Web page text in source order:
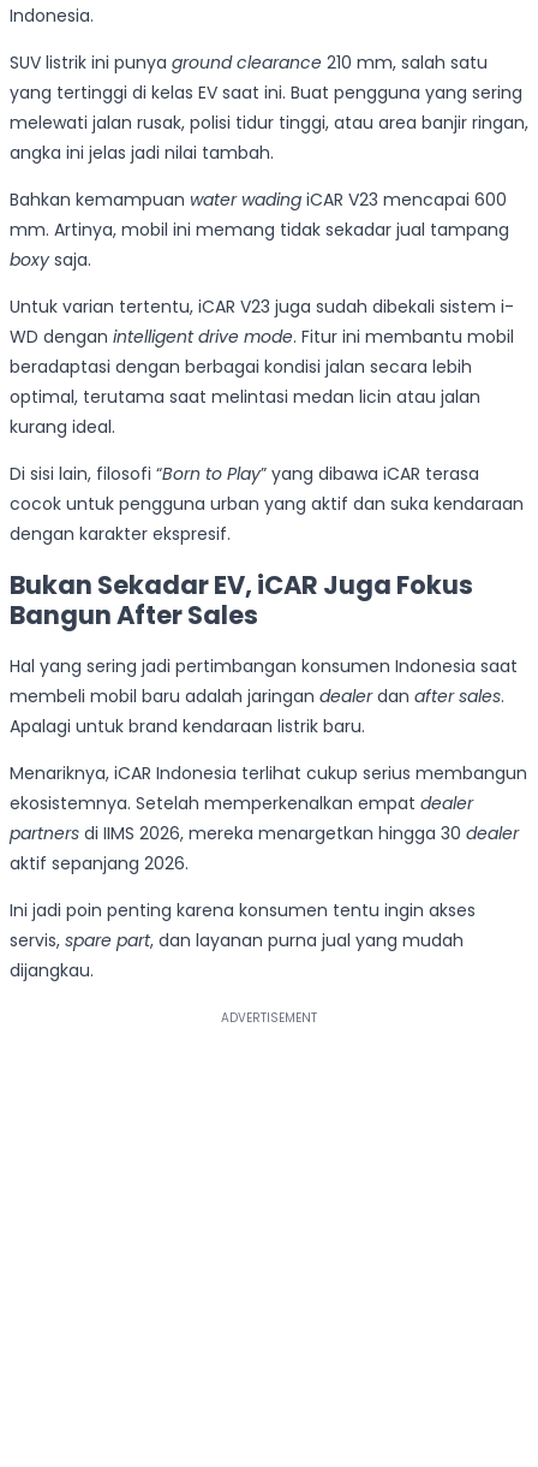
Indonesia.
SUV listrik ini punya ground clearance 210 mm, salah satu
yang tertinggi di kelas EV saat ini. Buat pengguna yang sering
melewati jalan rusak, polisi tidur tinggi, atau area banjir ringan,
angka ini jelas jadi nilai tambah.
Bahkan kemampuan water wading iCAR V23 mencapai 600
mm. Artinya, mobil ini memang tidak sekadar jual tampang
boxy saja.
Untuk varian tertentu, iCAR V23 juga sudah dibekali sistem i-
WD dengan intelligent drive mode. Fitur ini membantu mobil
beradaptasi dengan berbagai kondisi jalan secara lebih
optimal, terutama saat melintasi medan licin atau jalan
kurang ideal.
Di sisi lain, filosofi “Born to Play” yang dibawa iCAR terasa
cocok untuk pengguna urban yang aktif dan suka kendaraan
dengan karakter ekspresif.
Bukan Sekadar EV, iCAR Juga Fokus
Bangun After Sales
Hal yang sering jadi pertimbangan konsumen Indonesia saat
membeli mobil baru adalah jaringan dealerdan after sales.
Apalagi untuk brand kendaraan listrik baru.
Menariknya, iCAR Indonesia terlihat cukup serius membangun
ekosistemnya. Setelah memperkenalkan empat dealer
partners di IIMS 2026, mereka menargetkan hingga 30 dealer
aktif sepanjang 2026.
Ini jadi poin penting karena konsumen tentu ingin akses
servis, spare part, dan layanan purna jual yang mudah
dijangkau.